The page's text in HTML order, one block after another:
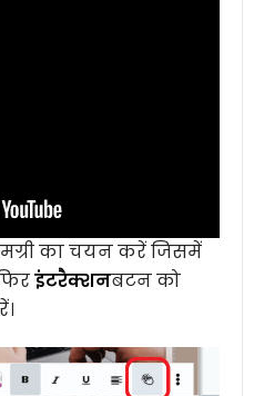
का चयन करें जिसमें
इंटरैक्शनबटन को